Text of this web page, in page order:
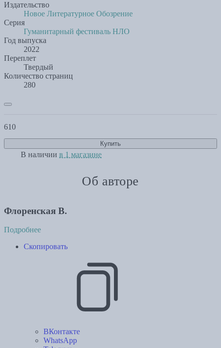
Издательство
Новое Литературное Обозрение
Серия
Гуманитарный фестиваль НЛО
Год выпуска
2022
Переплет
Твердый
Количество страниц
280
610
Купить
В наличии в 1 магазине
Об авторе
Флоренская В.
Подробнее
Скопировать
ВКонтакте
WhatsApp